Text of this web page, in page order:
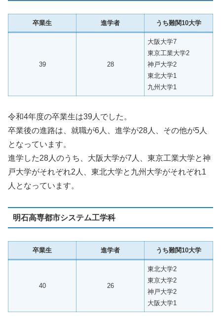
卒業生 進学者 うち難関10大学
39 28
大阪大学7
東京工業大学2
神戸大学2
東北大学1
九州大学1
令和4年度の卒業生は39人でした。
卒業後の進路は、就職が6人、進学が28人、その他が5人
となっています。
進学した28人のうち、大阪大学が7人、東京工業大学と神
戸大学がそれぞれ2人、東北大学と九州大学がそれぞれ1
人となっています。
明石高専都市システム工学科
卒業生 進学者 うち難関10大学
40 26
東北大学2
東京大学2
神戸大学2
大阪大学1